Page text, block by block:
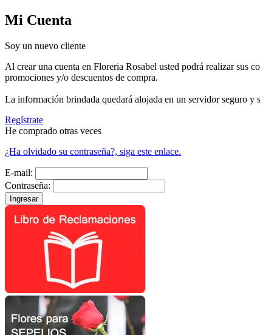
Mi Cuenta
Soy un nuevo cliente
Al crear una cuenta en Floreria Rosabel usted podrá realizar sus
promociones y/o descuentos de compra.
La información brindada quedará alojada en un servidor seguro y
Regístrate
He comprado otras veces
¿Ha olvidado su contraseña?, siga este enlace.
E-mail:
Contraseña: